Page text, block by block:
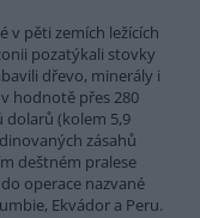
v pěti zemích ležících
pozatýkali stovky
dřevo, minerály i
hodnotě přes 280
dolarů (kolem 5,9
zásahů
deštném pralese
operace nazvané
Ekvádor a Peru.